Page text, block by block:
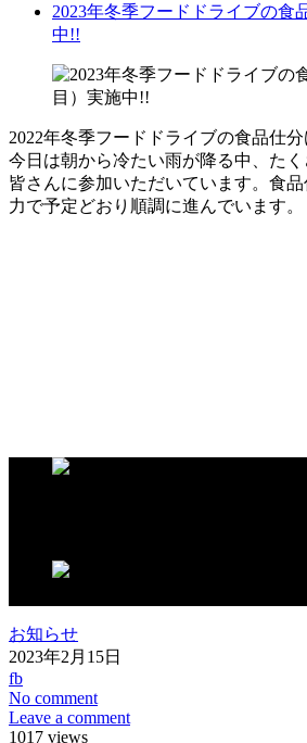
2023年冬季フードドライブの食
中!!
2022年冬季フードドライブの食品仕
今日は朝から冷たい雨が降る中、た
皆さんに参加いただいています。食
力で予定どおり順調に進んでいます。
お知らせ
2023年2月15日
fb
No comment
Leave a comment
1017 views